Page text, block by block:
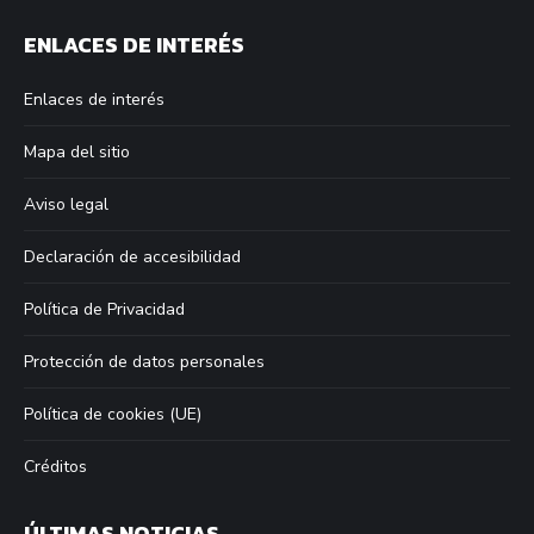
opens
new
window
opens
new
window
opens
new
window
opens
new
ENLACES DE INTERÉS
Enlaces de interés
Mapa del sitio
Aviso legal
Declaración de accesibilidad
Política de Privacidad
Protección de datos personales
Política de cookies (UE)
Créditos